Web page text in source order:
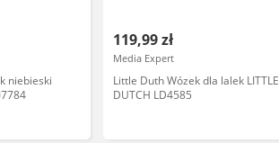
niebieski
119,99 zł
Media Expert
Little Duth Wózek dla lalek LITTLE
DUTCH LD4585